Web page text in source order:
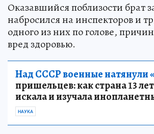
Оказавшийся поблизости брат
набросился на инспекторов и
одного из них по голове,
вред здоровью.
Над СССР военные натянули
пришельцев: как страна 13
искала и изучала
НАУКА